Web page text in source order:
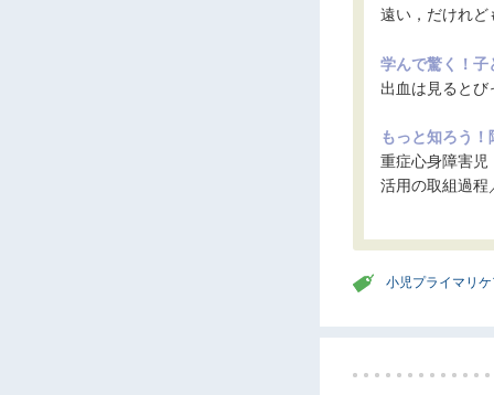
遠い，だけれど
学んで驚く！
出血は見ると
もっと知ろう
重症心身障害児
活用の取組過程
小児プライマリ